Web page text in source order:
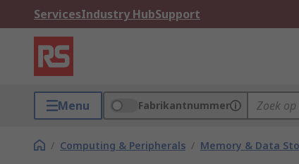
ServicesIndustry HubSupport
Menu Fabrikantnummer
/ Computing & Peripherals / Memory & Data